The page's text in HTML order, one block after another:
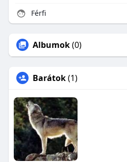
Férfi
Albumok(0)
Barátok(1)